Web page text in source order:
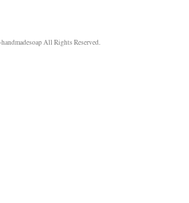
All Rights Reserved.